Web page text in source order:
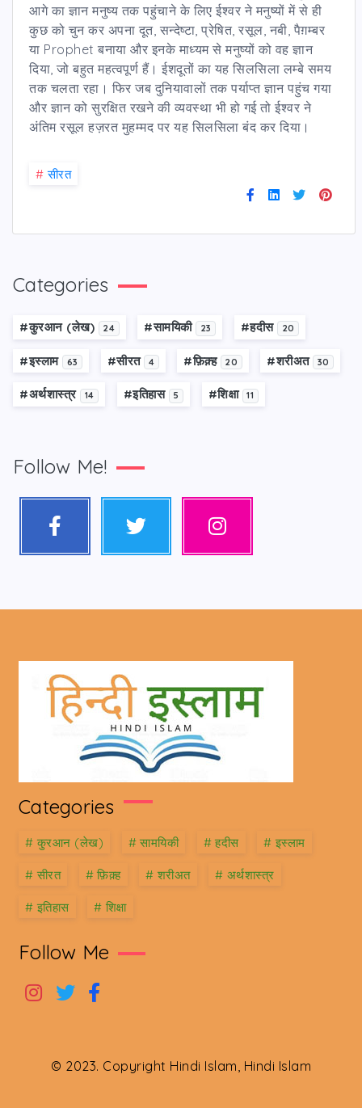
आगे का ज्ञान मनुष्य तक पहुंचाने के लिए ईश्वर ने मनुष्यों में से ही
कुछ को चुन कर अपना दूत, सन्देष्टा, प्रेषित, रसूल, नबी, पैग़म्बर
या Prophet बनाया और इनके माध्यम से मनुष्यों को वह ज्ञान
दिया, जो बहुत महत्वपूर्ण हैं। ईशदूतों का यह सिलसिला लम्बे समय
तक चलता रहा। फिर जब दुनियावालों तक पर्याप्त ज्ञान पहुंच गया
और ज्ञान को सुरक्षित रखने की व्यवस्था भी हो गई तो ईश्वर ने
अंतिम रसूल हज़रत मुहम्मद पर यह सिलसिला बंद कर दिया।
# सीरत
Categories
#कु़रआन (लेख) 24 #सामयिकी 23 #हदीस 20
#इस्लाम 63 #सीरत 4 #फ़िक़्ह 20 #शरीअत 30
#अर्थशास्त्र 14 #इतिहास 5 #शिक्षा 11
Follow Me!
Categories
# कु़रआन (लेख) # सामयिकी # हदीस # इस्लाम
# सीरत # फ़िक़्ह # शरीअत # अर्थशास्त्र
# इतिहास # शिक्षा
Follow Me
© 2023. Copyright Hindi Islam, Hindi Islam